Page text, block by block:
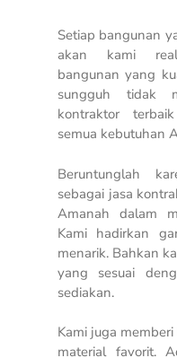
Setiap bangunan
akan kami
bangunan yang
sungguh tidak
kontraktor
semua kebutuhan
Beruntunglah
sebagai jasa
Amanah dalam
Kami hadirkan
menarik. Bahkan
yang sesuai
sediakan.
Kami juga
material favorit.